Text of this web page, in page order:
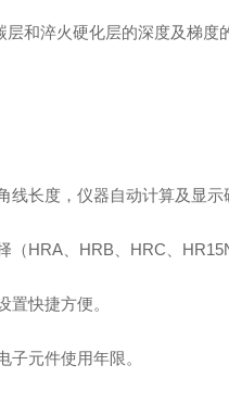
和淬火硬化层的深度及梯度
线长度，仪器自动计算及显示
（HRA、 HRB HRC
置快捷方便。
元件使用年限。